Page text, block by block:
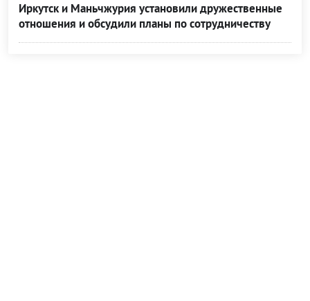
Иркутск и Маньчжурия установили дружественные
отношения и обсудили планы по сотрудничеству